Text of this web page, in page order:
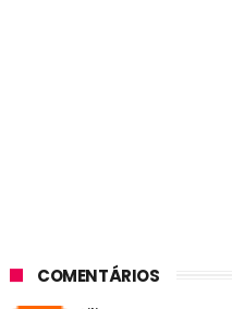
COMENTÁRIOS